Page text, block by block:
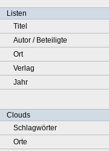
Listen
Titel
Autor / Beteiligte
Ort
Verlag
Jahr
Clouds
Schlagwörter
Orte